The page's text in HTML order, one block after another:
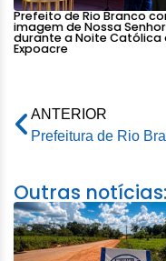
Prefeito de Rio Branco
imagem de Nossa
durante a Noite Católica
Expoacre
ANTERIOR
Outras notícias: